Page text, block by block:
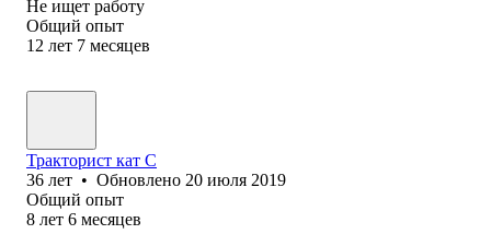
Не ищет работу
Общий опыт
12 лет 7 месяцев
Тракторист кат С
36 лет • Обновлено 20 июля 2019
Общий опыт
8 лет 6 месяцев